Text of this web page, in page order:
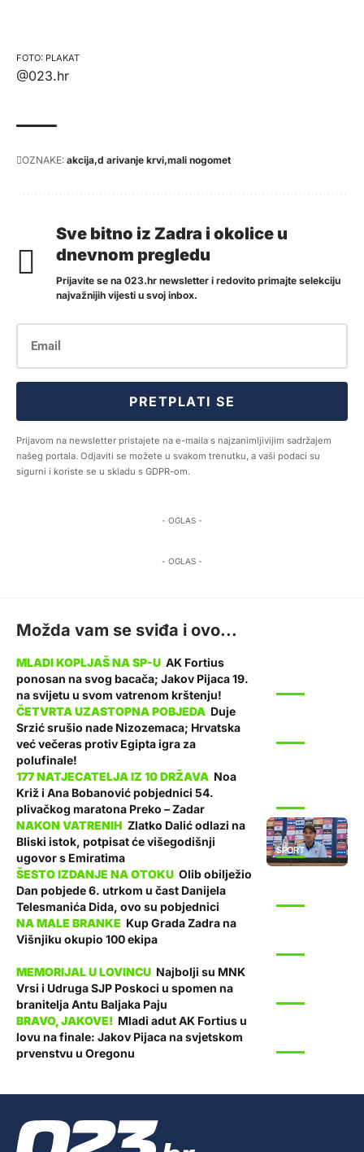
PLAKAT
@023.hr
OZNAKE: akcija d arivanje krvi mali nogomet
Sve bitno iz Zadra i okolice u
dnevnom pregledu
Prijavite se na 023.hr newsletter i redovito primajte selekciju
najvažnijih vijesti u svoj inbox.
PRETPLATI SE
Prijavom na newsletter pristajete na e-maila s najzanimljivijim sadržajem
našeg portala. Odjaviti se možete u svakom trenutku, a vaši podaci su
sigurni i koriste se u skladu s GDPR-om.
- OGLAS -
- OGLAS -
Možda vam se sviđa i ovo...
AK Fortius
ponosan na svog bacača; Jakov Pijaca 19.
na svijetu u svom vatrenom krštenju!
Duje
Srzić srušio nade Nizozemaca; Hrvatska
već večeras protiv Egipta igra za
polufinale!
Noa
Križ i Ana Bobanović pobjednici 54.
plivačkog maratona Preko – Zadar
SPORT
Zlatko Dalić odlazi na
Bliski istok, potpisat će višegodišnji
ugovor s Emiratima
Olib obilježio
Dan pobjede 6. utrkom u čast Danijela
Telesmanića Dida, ovo su pobjednici
Kup Grada Zadra na
Višnjiku okupio 100 ekipa
Najbolji su MNK
Vrsi i Udruga SJP Poskoci u spomen na
branitelja Antu Baljaka Paju
Mladi adut AK Fortius u
lovu na finale: Jakov Pijaca na svjetskom
prvenstvu u Oregonu